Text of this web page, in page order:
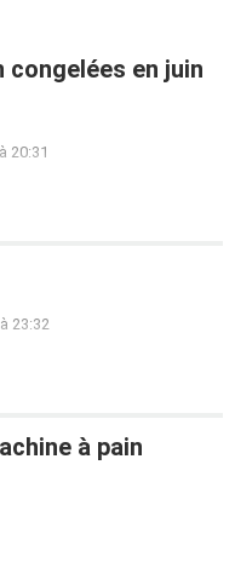
congelées en juin
20:31
23:32
à pain